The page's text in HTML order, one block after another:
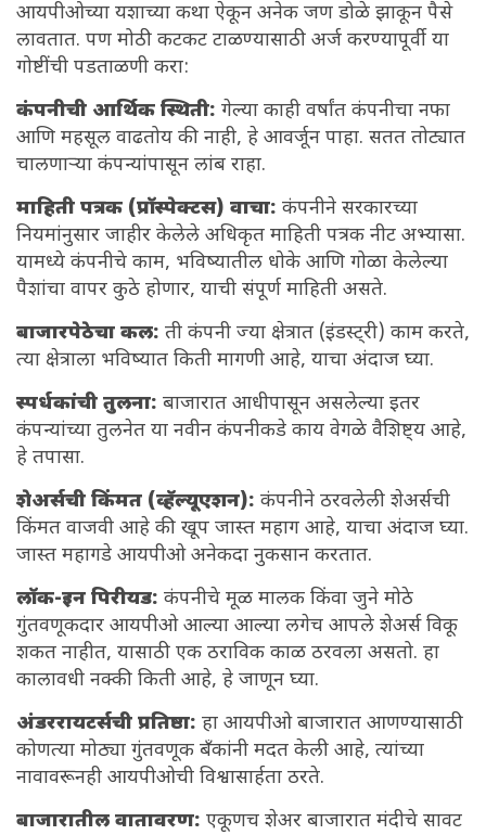
आयपीओच्या यशाच्या कथा ऐकून अनेक जण डोळे झाकून पैसे
लावतात. पण मोठी कटकट टाळण्यासाठी अर्ज करण्यापूर्वी या
गोष्टींची पडताळणी करा:
कंपनीची आर्थिक स्थिती: गेल्या काही वर्षांत कंपनीचा नफा
आणि महसूल वाढतोय की नाही, हे आवर्जून पाहा. सतत तोट्यात
चालणाऱ्या कंपन्यांपासून लांब राहा.
माहिती पत्रक (प्रॉस्पेक्टस) वाचा: कंपनीने सरकारच्या
नियमांनुसार जाहीर केलेले अधिकृत माहिती पत्रक नीट अभ्यासा.
यामध्ये कंपनीचे काम, भविष्यातील धोके आणि गोळा केलेल्या
पैशांचा वापर कुठे होणार, याची संपूर्ण माहिती असते.
बाजारपेठेचा कल: ती कंपनी ज्या क्षेत्रात (इंडस्ट्री) काम करते,
त्या क्षेत्राला भविष्यात किती मागणी आहे, याचा अंदाज घ्या.
स्पर्धकांची तुलना: बाजारात आधीपासून असलेल्या इतर
कंपन्यांच्या तुलनेत या नवीन कंपनीकडे काय वेगळे वैशिष्ट्य आहे,
हे तपासा.
शेअर्सची किंमत (व्हॅल्यूएशन): कंपनीने ठरवलेली शेअर्सची
किंमत वाजवी आहे की खूप जास्त महाग आहे, याचा अंदाज घ्या.
जास्त महागडे आयपीओ अनेकदा नुकसान करतात.
लॉक-इन पिरीयड: कंपनीचे मूळ मालक किंवा जुने मोठे
गुंतवणूकदार आयपीओ आल्या आल्या लगेच आपले शेअर्स विकू
शकत नाहीत, यासाठी एक ठराविक काळ ठरवला असतो. हा
कालावधी नक्की किती आहे, हे जाणून घ्या.
अंडररायटर्सची प्रतिष्ठा: हा आयपीओ बाजारात आणण्यासाठी
कोणत्या मोठ्या गुंतवणूक बँकांनी मदत केली आहे, त्यांच्या
नावावरूनही आयपीओची विश्वासार्हता ठरते.
बाजारातील वातावरण: एकूणच शेअर बाजारात मंदीचे सावट